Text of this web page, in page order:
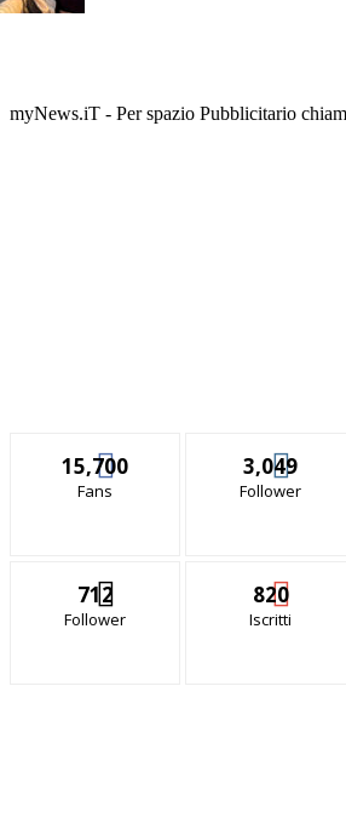
myNews.iT - Per spazio Pubblicitario
15,700
Fans
3,049
Follower
712
Follower
820
Iscritti